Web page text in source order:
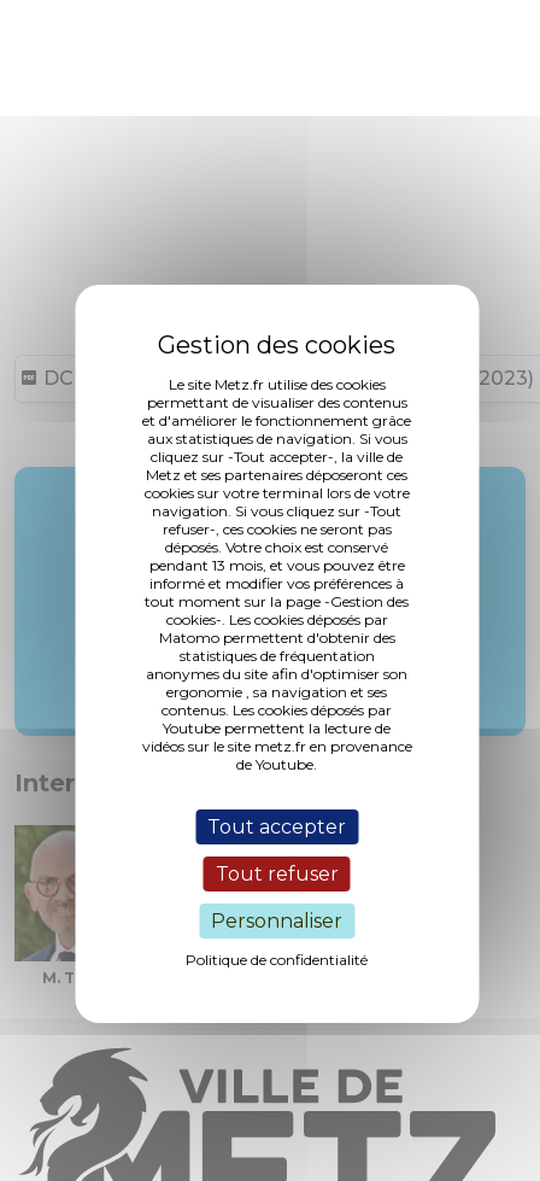
Le site Metz.fr utilise des cookies
permettant de visualiser des contenus
et d'améliorer le fonctionnement grâce
aux statistiques de navigation. Si vous
cliquez sur -Tout accepter-, la ville de
Metz et ses partenaires déposeront ces
cookies sur votre terminal lors de votre
navigation. Si vous cliquez sur -Tout
refuser-, ces cookies ne seront pas
déposés. Votre choix est conservé
pendant 13 mois, et vous pouvez être
informé et modifier vos préférences à
tout moment sur la page -Gestion des
cookies-. Les cookies déposés par
Matomo permettent d'obtenir des
statistiques de fréquentation
anonymes du site afin d'optimiser son
ergonomie , sa navigation et ses
contenus. Les cookies déposés par
Youtube permettent la lecture de
vidéos sur le site metz.fr en provenance
de Youtube.
Tout accepter
Tout refuser
Personnaliser
Politique de confidentialité
DCM N°23-09-28-9 (4,54 Mo, publié le 27/09/2023)
Rapporteur :
M. Thil
Interventions :
M. Thil